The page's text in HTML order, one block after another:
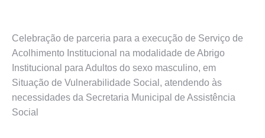
Celebração de parceria para a execução de Serviço de
Acolhimento Institucional na modalidade de Abrigo
Institucional para Adultos do sexo masculino, em
Situação de Vulnerabilidade Social, atendendo às
necessidades da Secretaria Municipal de Assistência
Social